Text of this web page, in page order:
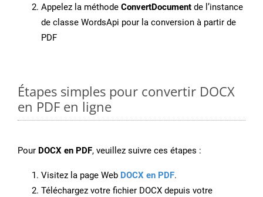
Appelez la méthode ConvertDocument de l’instance
de classe WordsApi pour la conversion à partir de
PDF
Étapes simples pour convertir DOCX
en PDF en ligne
Pour DOCX en PDF, veuillez suivre ces étapes :
Visitez la page Web DOCX en PDF.
Téléchargez votre fichier DOCX depuis votre